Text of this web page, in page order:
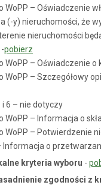
WoPP – Oświadczenie
(-y) nieruchomości, że
nieruchomości
pobierz
WoPP – Oświadczenie
WoPP – Szczegółowy
i 6 – nie dotyczy
WoPP – Informacja o
WoPP – Potwierdzenie
Informacja o
kryteria wyboru -
zgodności z